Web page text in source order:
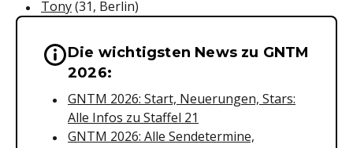
Tony(31, Berlin)
Wichtige Hinweise &
Die wichtigsten News zu GNTM
2026:
GNTM 2026: Start, Neuerungen, Stars:
Alle Infos zu Staffel 21
GNTM 2026: Alle Sendetermine,